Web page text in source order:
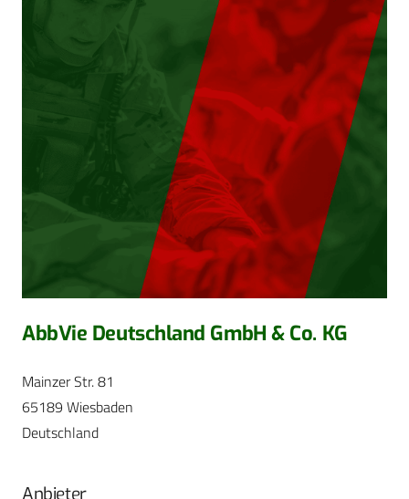
AbbVie Deutschland GmbH & Co. KG
Mainzer Str. 81
65189 Wiesbaden
Deutschland
Anbieter